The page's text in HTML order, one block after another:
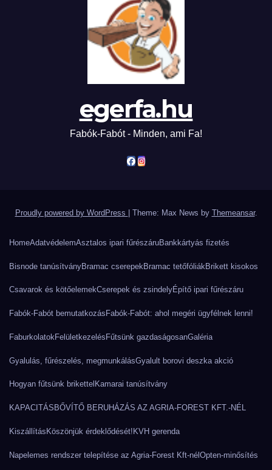
egerfa.hu
Fabók-Fabót - Minden, ami Fa!
Proudly powered by WordPress Theme: Max News by Themeansar.
HomeAdatvédelemAsztalos ipari fűrészáruBankkártyás fizetés
Bisnode tanúsítványBramac cserepekBramac tetőfóliákBrikett kisokos
Csavarok és kötőelemekCserepek és zsindelyÉpítő ipari fűrészáru
Fabók-Fabót bemutatkozás Fabók-Fabót: ahol megéri ügyfélnek lenni!
Faburkolatok Felületkezelés Fűtsünk gazdaságosanGaléria
Gyalulás, fűrészelés, megmunkálásGyalult borovi deszka akció
Hogyan fűtsünk brikettel Kamarai tanúsítvány
KAPACITÁSBŐVÍTŐ BERUHÁZÁS AZ AGRIA-FOREST KFT.-NÉL
Kiszállítás Köszönjük érdeklődését! KVH gerenda
Napelemes rendszer telepítése az Agria-Forest Kft-nél Opten-minősítés